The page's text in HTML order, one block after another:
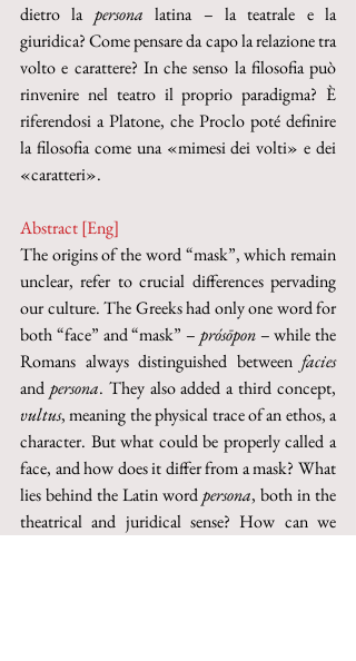
dietro la persona latina – la teatrale e la
giuridica? Come pensare da capo la relazione tra
volto e carattere? In che senso la filosofia può
rinvenire nel teatro il proprio paradigma? È
riferendosi a Platone, che Proclo poté definire
la filosofia come una «mimesi dei volti» e dei
«caratteri».
Abstract [Eng]
The origins of the word “mask”, which remain
unclear, refer to crucial differences pervading
our culture. The Greeks had only one word for
both “face” and “mask” – prósōpon – while the
Romans always distinguished between
facies
and persona
vultus, meaning the physical trace of an ethos, a
character. But what could be properly called a
face, and how does it differ from a mask? What
lies behind the Latin word persona, both in the
theatrical and juridical sense? How can we